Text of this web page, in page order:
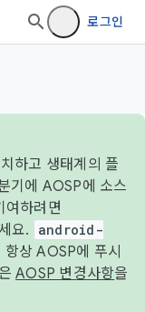
로그인
하고 생태계의 플
기에 AOSP에 소스
여하려면
요.
android-
상 AOSP에 푸시
AOSP 변경사항을